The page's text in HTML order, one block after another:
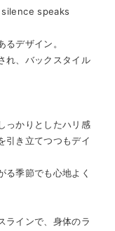
silence speaks
デザイン。
れ、バックスタイル
っかりとしたハリ感
引き立てつつもデイ
る季節でも心地よく
ラインで、身体のラ